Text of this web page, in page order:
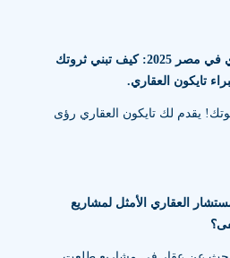
الاستثمار العقاري في مصر 2025: كيف تبني ثروتك
تايكون العقاري.
يقدم لك تايكون العقاري رؤى
العقاري الأمثل لمشاريع